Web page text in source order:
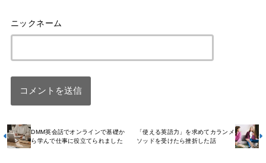
DMM英会話でオンラインで基礎か
ら学んで仕事に役立てられました
「使える英語力」を求めてカランメ
ソッドを受けたら挫折した話